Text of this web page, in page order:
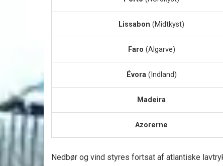
Lissabon (Midtkyst)
Faro (Algarve)
Évora(Indland)
Madeira
Azorerne
Nedbør og vind styres fortsat af atlantiske